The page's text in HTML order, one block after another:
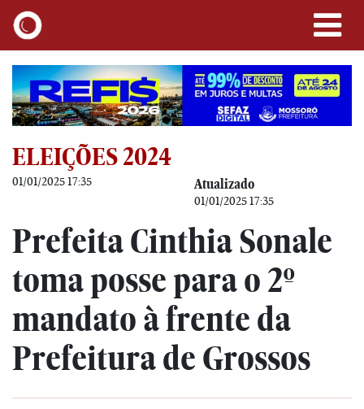
ELEIÇÕES 2024
01/01/2025 17:35 Atualizado
01/01/2025 17:35
Prefeita Cinthia Sonale
toma posse para o 2º
mandato à frente da
Prefeitura de Grossos